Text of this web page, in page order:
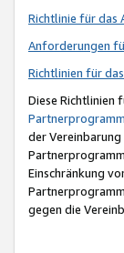
Richtlinie für das
Anforderungen
Richtlinien für
Diese Richtlinien
Partnerprogramm
der
Einschränkung
gegen die